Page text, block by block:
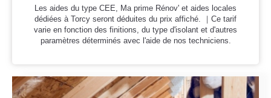
Les aides du type CEE, Ma prime Rénov' et aides locales
dédiées à Torcy seront déduites du prix affiché. ｜Ce tarif
varie en fonction des finitions, du type d'isolant et d'autres
paramètres déterminés avec l'aide de nos techniciens.